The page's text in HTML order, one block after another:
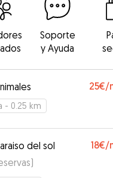
Soporte
y Ayuda
25€/
- 0.25 km
del sol 18€/
)